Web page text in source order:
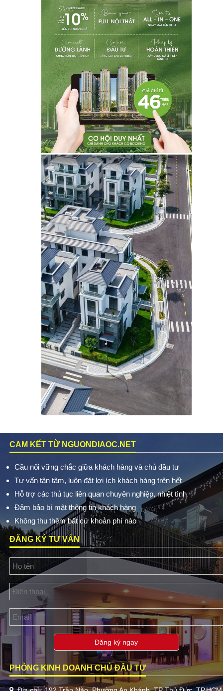
CAM KẾT TỪ NGUONDIAOC.NET
Cầu nối vững chắc giữa khách hàng và chủ đầu tư
Tư vấn tận tâm, luôn đặt lợi ích khách hàng trên hết
Hỗ trợ các thủ tục liên quan chuyên nghiệp, nhiệt tình
Đảm bảo bí mật thông tin khách hàng
Không thu thêm bất cứ khoản phí nào
ĐĂNG KÝ TƯ VẤN
Đăng ký ngay
PHÒNG KINH DOANH CHỦ ĐẦU TƯ